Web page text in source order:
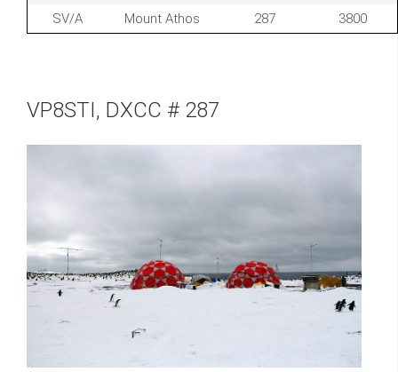
SV/A Mount Athos 287 3800
VP8STI, DXCC # 287